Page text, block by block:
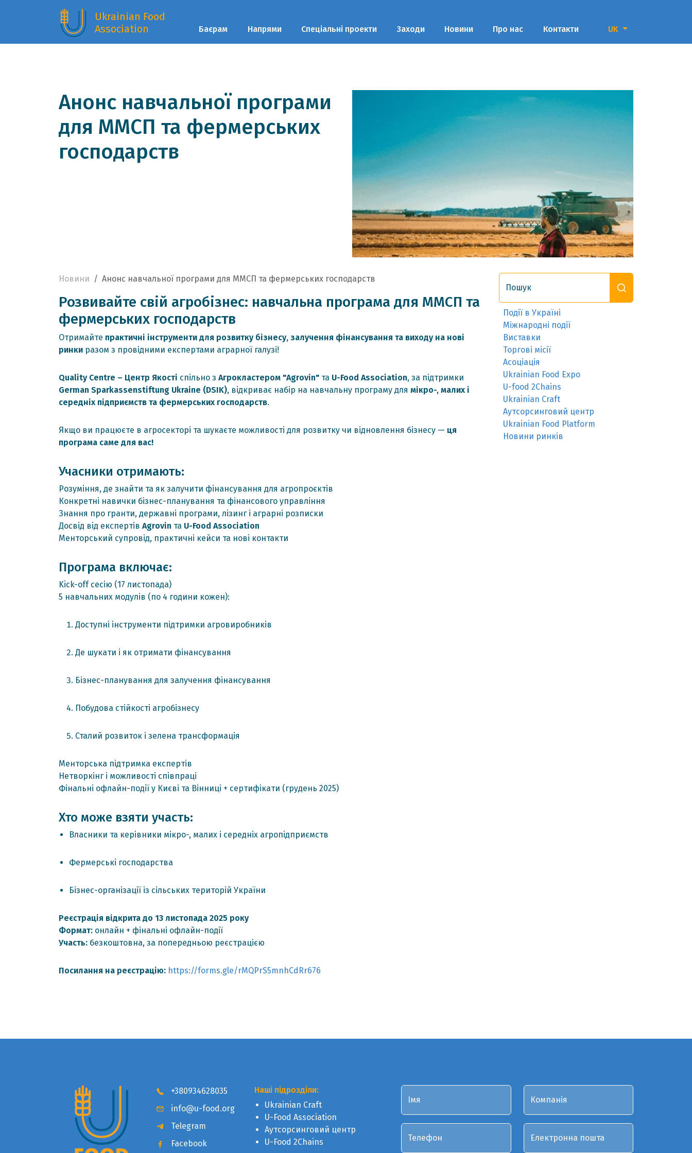
Ukrainian Food
Association
Баєрам Напрями Спеціальні проекти Заходи Новини Про нас Контакти UK
Анонс навчальної програми
для ММСП та фермерських
господарств
Новини Анонс навчальної програми для ММСП та фермерських господарств
Розвивайте свій агробізнес: навчальна програма для ММСП та
фермерських господарств
Отримайте практичні інструменти для розвитку бізнесу, залучення фінансування та виходу на нові
ринки разом з провідними експертами аграрної галузі!
Quality Centre – Центр Якості спільно з Агрокластером "Agrovin" та U-Food Association, за підтримки
German Sparkassenstiftung Ukraine (DSIK), відкриває набір на навчальну програму для мікро-, малих і
середніх підприємств та фермерських господарств.
Якщо ви працюєте в агросекторі та шукаєте можливості для розвитку чи відновлення бізнесу — ця
програма саме для вас!
Учасники отримають:
Розуміння, де знайти та як залучити фінансування для агропроєктів
Конкретні навички бізнес-планування та фінансового управління
Знання про гранти, державні програми, лізинг і аграрні розписки
Досвід від експертів Agrovin та U-Food Association
Менторський супровід, практичні кейси та нові контакти
Програма включає:
Kick-off сесію (17 листопада)
5 навчальних модулів (по 4 години кожен):
Доступні інструменти підтримки агровиробників
Де шукати і як отримати фінансування
Бізнес-планування для залучення фінансування
Побудова стійкості агробізнесу
Сталий розвиток і зелена трансформація
Менторська підтримка експертів
Нетворкінг і можливості співпраці
Фінальні офлайн-події у Києві та Вінниці + сертифікати (грудень 2025)
Хто може взяти участь:
Власники та керівники мікро-, малих і середніх агропідприємств
Фермерські господарства
Бізнес-організації із сільських територій України
Реєстрація відкрита до 13 листопада 2025 року
Формат: онлайн + фінальні офлайн-події
Участь: безкоштовна, за попередньою реєстрацією
Посилання на реєстрацію: https://forms.gle/rMQPrS5mnhCdRr676
Пошук
Події в Україні
Міжнародні події
Виставки
Торгові місії
Асоціація
Ukrainian Food Expo
U-food 2Chains
Ukrainian Craft
Аутсорсинговий центр
Ukrainian Food Platform
Новини ринків
+380934628035
info@u-food.org
Telegram
Facebook
Наші підрозділи:
Ukrainian Craft
U-Food Association
Аутсорсинговий центр
U-Food 2Chains
Імя Компанія
Телефон Електронна пошта